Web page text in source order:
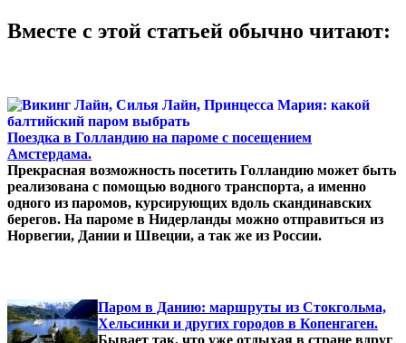
Вместе с этой статьей обычно читают:
Поездка в Голландию на пароме с посещением
Амстердама.
Прекрасная возможность посетить Голландию может быть
реализована с помощью водного транспорта, а именно
одного из паромов, курсирующих вдоль скандинавских
берегов. На пароме в Нидерланды можно отправиться из
Норвегии, Дании и Швеции, а так же из России.
Паром в Данию: маршруты из Стокгольма,
Хельсинки и других городов в Копенгаген.
Бывает так, что уже отдыхая в стране вдруг